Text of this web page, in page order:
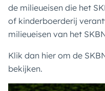
de milieueisen die het
of kinderboerderij
milieueisen van het
Klik dan hier om de
bekijken.